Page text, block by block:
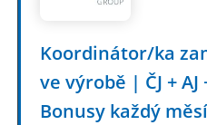
Koordinátor/ka
ve výrobě | ČJ + AJ
Bonusy každý